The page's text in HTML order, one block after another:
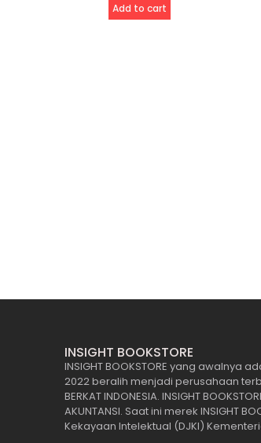
Add to cart
INSIGHT BOOKSTORE
INSIGHT BOOKSTORE yang
2022 beralih menjadi perusahaan
BERKAT INDONESIA. INSIGHT
AKUNTANSI. Saat ini merek INSIGHT
Kekayaan Intelektual (DJKI)